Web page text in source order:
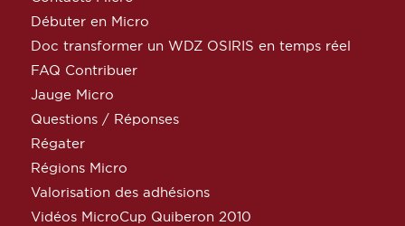
Débuter en Micro
Doc transformer un WDZ OSIRIS en temps réel
FAQ Contribuer
Jauge Micro
Questions / Réponses
Régater
Régions Micro
Valorisation des adhésions
Vidéos MicroCup Quiberon 2010